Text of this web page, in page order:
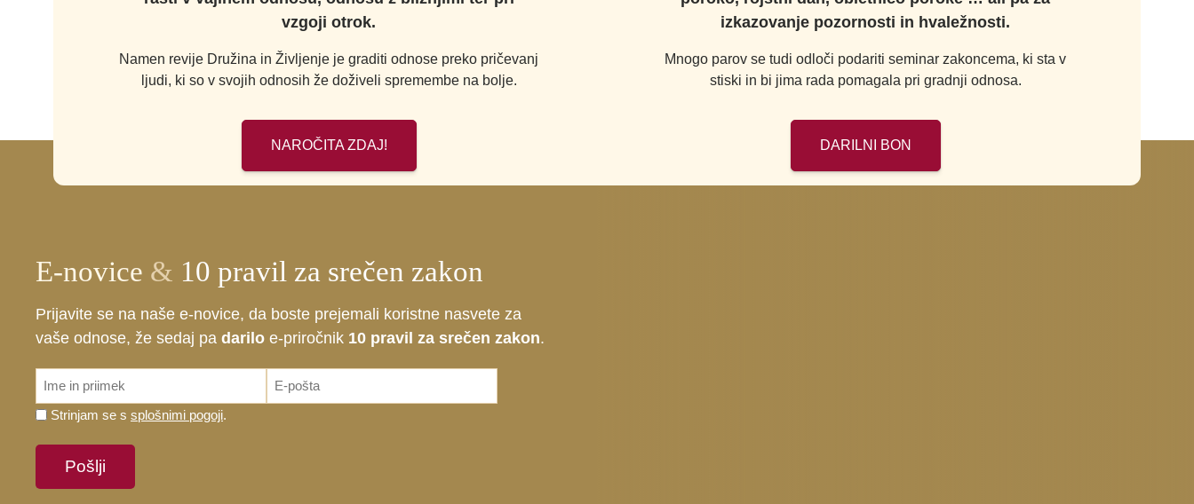
vzgoji otrok.
Namen revije Družina in Življenje je graditi odnose preko pričevanj
ljudi, ki so v svojih odnosih že doživeli spremembe na bolje.
NAROČITA ZDAJ!
izkazovanje pozornosti in hvaležnosti.
Mnogo parov se tudi odloči podariti seminar zakoncema, ki sta v
stiski in bi jima rada pomagala pri gradnji odnosa.
DARILNI BON
E-novice & 10 pravil za srečen zakon
Prijavite se na naše e-novice, da boste prejemali koristne nasvete za
vaše odnose, že sedaj pa darilo e-priročnik 10 pravil za srečen zakon.
ime_priimek Email
Prosimo,
Strinjam se s splošnimi pogoji.